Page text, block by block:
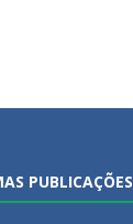
PUBLICAÇÕES